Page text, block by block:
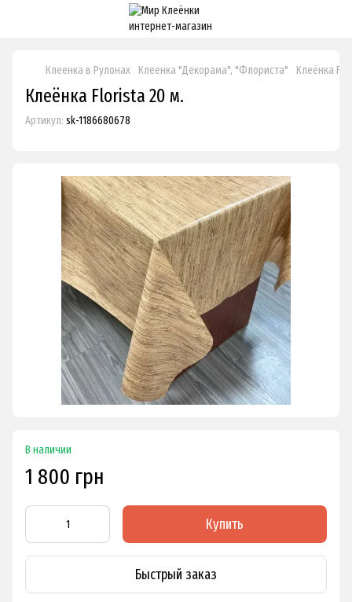
Клеенка в Рулонах Клеенка "Декорама", "Флориста" Клеёнка
Клеёнка Florista 20 м.
Артикул: sk-1186680678
В наличии
1 800 грн
Купить
Быстрый заказ